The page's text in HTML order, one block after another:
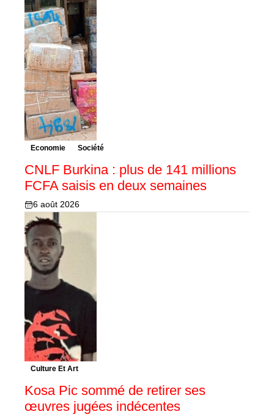
Economie Société
CNLF Burkina : plus de 141 millions
FCFA saisis en deux semaines
6 août 2026
Culture Et Art
Kosa Pic sommé de retirer ses
œuvres jugées indécentes